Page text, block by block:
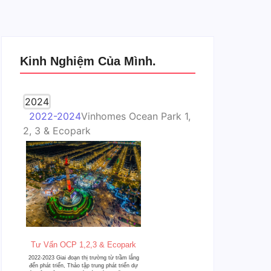
Kinh Nghiệm Của Mình.
2024
2022-2024Vinhomes Ocean Park 1,
2, 3 & Ecopark
Tư Vấn OCP 1,2,3 & Ecopark
2022-2023 Giai đoạn thị trường từ trầm lắng
đến phát triển, Thảo tập trung phát triển dự